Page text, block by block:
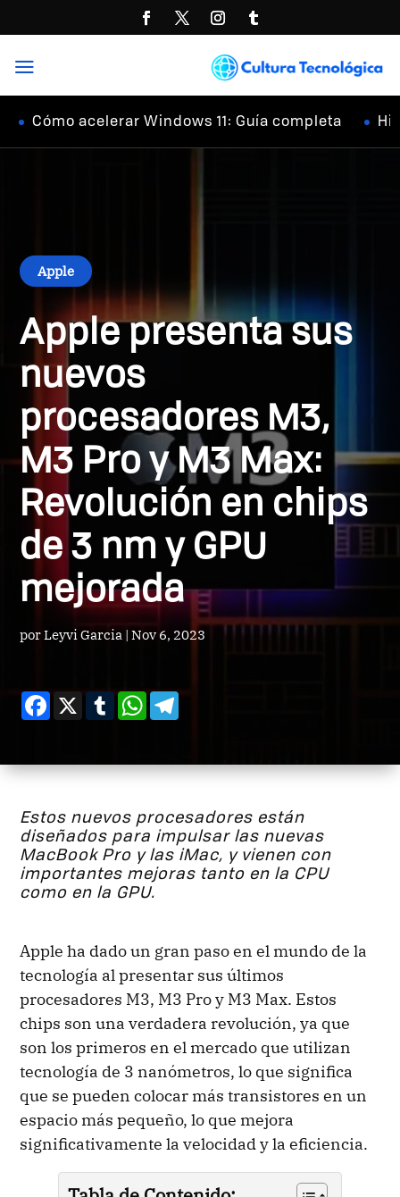
a
acelerar Windows 11: Guía completa Hi-Res
Apple
Apple presenta sus
nuevos
procesadores M3,
M3 Pro y M3 Max:
Revolución en chips
de 3 nm y GPU
mejorada
porLeyvi Garcia |Nov 6, 2023
Facebook
X TumblrWhatsAppTelegram
Estos nuevos procesadores están
diseñados para impulsar las nuevas
MacBook Pro y las iMac, y vienen con
importantes mejoras tanto en la CPU
como en la GPU.
Apple ha dado un gran paso en el mundo de la
tecnología al presentar sus últimos
procesadores M3, M3 Pro y M3 Max. Estos
chips son una verdadera revolución, ya que
son los primeros en el mercado que utilizan
tecnología de 3 nanómetros, lo que significa
que se pueden colocar más transistores en un
espacio más pequeño, lo que mejora
significativamente la velocidad y la eficiencia.